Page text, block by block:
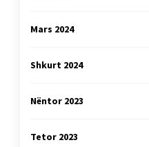
Mars 2024
Shkurt 2024
Nëntor 2023
Tetor 2023